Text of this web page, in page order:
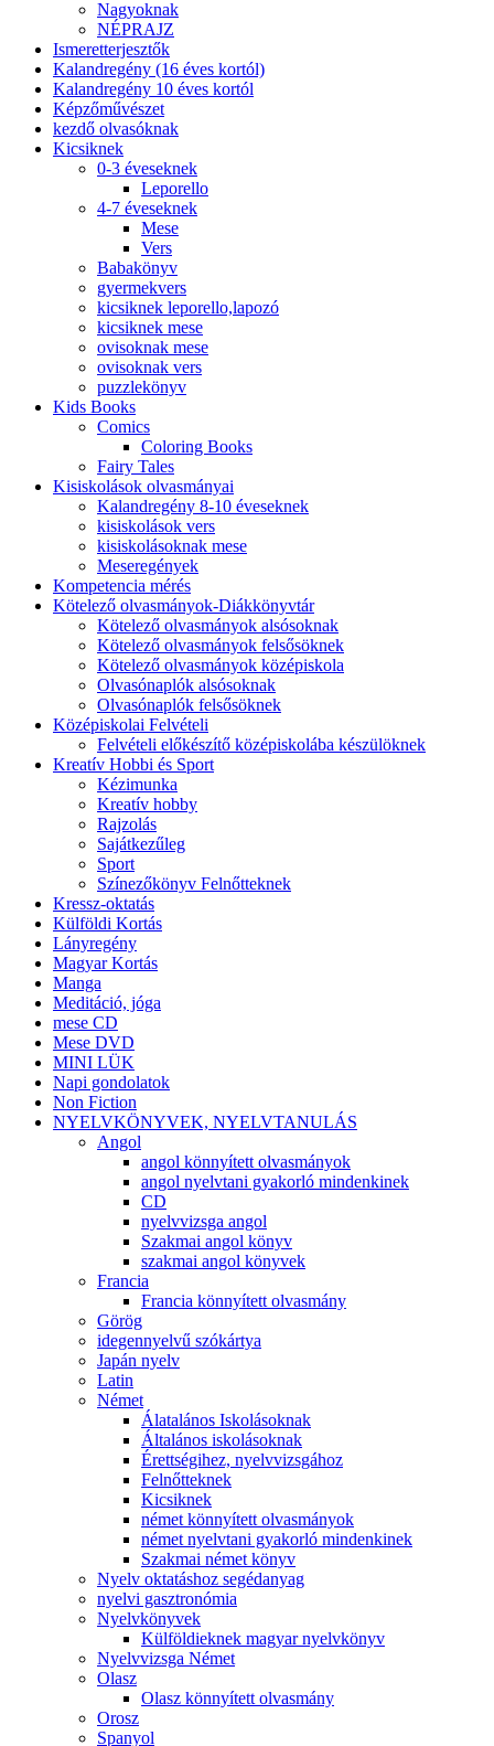
Nagyoknak
NÉPRAJZ
Ismeretterjesztők
Kalandregény (16 éves kortól)
Kalandregény 10 éves kortól
Képzőművészet
kezdő olvasóknak
Kicsiknek
0-3 éveseknek
Leporello
4-7 éveseknek
Mese
Vers
Babakönyv
gyermekvers
kicsiknek leporello,lapozó
kicsiknek mese
ovisoknak mese
ovisoknak vers
puzzlekönyv
Kids Books
Comics
Coloring Books
Fairy Tales
Kisiskolások olvasmányai
Kalandregény 8-10 éveseknek
kisiskolások vers
kisiskolásoknak mese
Meseregények
Kompetencia mérés
Kötelező olvasmányok-Diákkönyvtár
Kötelező olvasmányok alsósoknak
Kötelező olvasmányok felsősöknek
Kötelező olvasmányok középiskola
Olvasónaplók alsósoknak
Olvasónaplók felsősöknek
Középiskolai Felvételi
Felvételi előkészítő középiskolába készülöknek
Kreatív Hobbi és Sport
Kézimunka
Kreatív hobby
Rajzolás
Sajátkezűleg
Sport
Színezőkönyv Felnőtteknek
Kressz-oktatás
Külföldi Kortás
Lányregény
Magyar Kortás
Manga
Meditáció, jóga
mese CD
Mese DVD
MINI LÜK
Napi gondolatok
Non Fiction
NYELVKÖNYVEK, NYELVTANULÁS
Angol
angol könnyített olvasmányok
angol nyelvtani gyakorló mindenkinek
CD
nyelvvizsga angol
Szakmai angol könyv
szakmai angol könyvek
Francia
Francia könnyített olvasmány
Görög
idegennyelvű szókártya
Japán nyelv
Latin
Német
Álatalános Iskolásoknak
Általános iskolásoknak
Érettségihez, nyelvvizsgához
Felnőtteknek
Kicsiknek
német könnyített olvasmányok
német nyelvtani gyakorló mindenkinek
Szakmai német könyv
Nyelv oktatáshoz segédanyag
nyelvi gasztronómia
Nyelvkönyvek
Külföldieknek magyar nyelvkönyv
Nyelvvizsga Német
Olasz
Olasz könnyített olvasmány
Orosz
Spanyol